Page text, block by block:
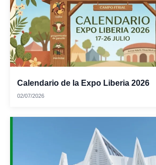
Calendario de la Expo Liberia 2026
02/07/2026